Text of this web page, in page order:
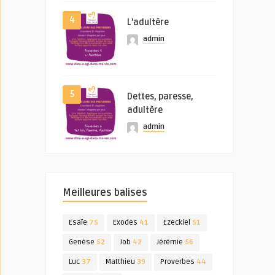
4 L’adultère
admin
5
Dettes, paresse,
adultère
admin
Meilleures balises
Esaïe 75 Exodes 41 Ezeckiel 51
Genèse 52 Job 42 Jérémie 56
Luc 37 Matthieu 39 Proverbes 44